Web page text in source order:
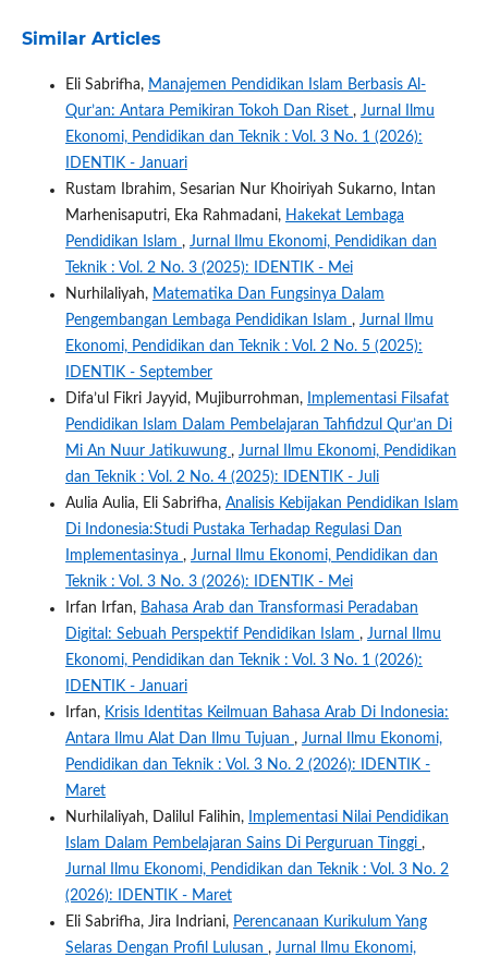
Similar Articles
Eli Sabrifha, Manajemen Pendidikan Islam Berbasis Al-
Qur’an: Antara Pemikiran Tokoh Dan Riset , Jurnal Ilmu
Ekonomi, Pendidikan dan Teknik : Vol. 3 No. 1 (2026):
IDENTIK - Januari
Rustam Ibrahim, Sesarian Nur Khoiriyah Sukarno, Intan
Marhenisaputri, Eka Rahmadani, Hakekat Lembaga
Pendidikan Islam , Jurnal Ilmu Ekonomi, Pendidikan dan
Teknik : Vol. 2 No. 3 (2025): IDENTIK - Mei
Nurhilaliyah, Matematika Dan Fungsinya Dalam
Pengembangan Lembaga Pendidikan Islam , Jurnal Ilmu
Ekonomi, Pendidikan dan Teknik : Vol. 2 No. 5 (2025):
IDENTIK - September
Difa’ul Fikri Jayyid, Mujiburrohman,
Implementasi Filsafat
Pendidikan Islam Dalam Pembelajaran Tahfidzul Qur’an Di
Mi An Nuur Jatikuwung , Jurnal Ilmu Ekonomi, Pendidikan
dan Teknik : Vol. 2 No. 4 (2025): IDENTIK - Juli
Aulia Aulia, Eli Sabrifha, Analisis Kebijakan Pendidikan Islam
Di Indonesia:Studi Pustaka Terhadap Regulasi Dan
Implementasinya , Jurnal Ilmu Ekonomi, Pendidikan dan
Teknik : Vol. 3 No. 3 (2026): IDENTIK - Mei
Irfan Irfan, Bahasa Arab dan Transformasi Peradaban
Digital: Sebuah Perspektif Pendidikan Islam , Jurnal Ilmu
Ekonomi, Pendidikan dan Teknik : Vol. 3 No. 1 (2026):
IDENTIK - Januari
Irfan, Krisis Identitas Keilmuan Bahasa Arab Di Indonesia:
Antara Ilmu Alat Dan Ilmu Tujuan , Jurnal Ilmu Ekonomi,
Pendidikan dan Teknik : Vol. 3 No. 2 (2026): IDENTIK -
Maret
Nurhilaliyah, Dalilul Falihin,
Implementasi Nilai Pendidikan
Islam Dalam Pembelajaran Sains Di Perguruan Tinggi ,
Jurnal Ilmu Ekonomi, Pendidikan dan Teknik : Vol. 3 No. 2
(2026): IDENTIK - Maret
Eli Sabrifha, Jira Indriani, Perencanaan Kurikulum Yang
Selaras Dengan Profil Lulusan , Jurnal Ilmu Ekonomi,